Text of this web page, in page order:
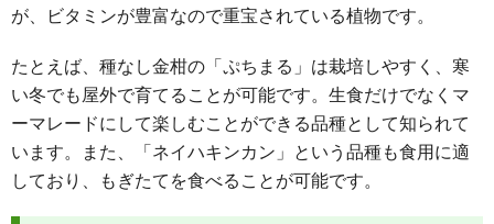
が、ビタミンが豊富なので重宝されている植物です。
たとえば、種なし金柑の「ぷちまる」は栽培しやすく、寒
い冬でも屋外で育てることが可能です。生食だけでなくマ
ーマレードにして楽しむことができる品種として知られて
います。また、「ネイハキンカン」という品種も食用に適
しており、もぎたてを食べることが可能です。